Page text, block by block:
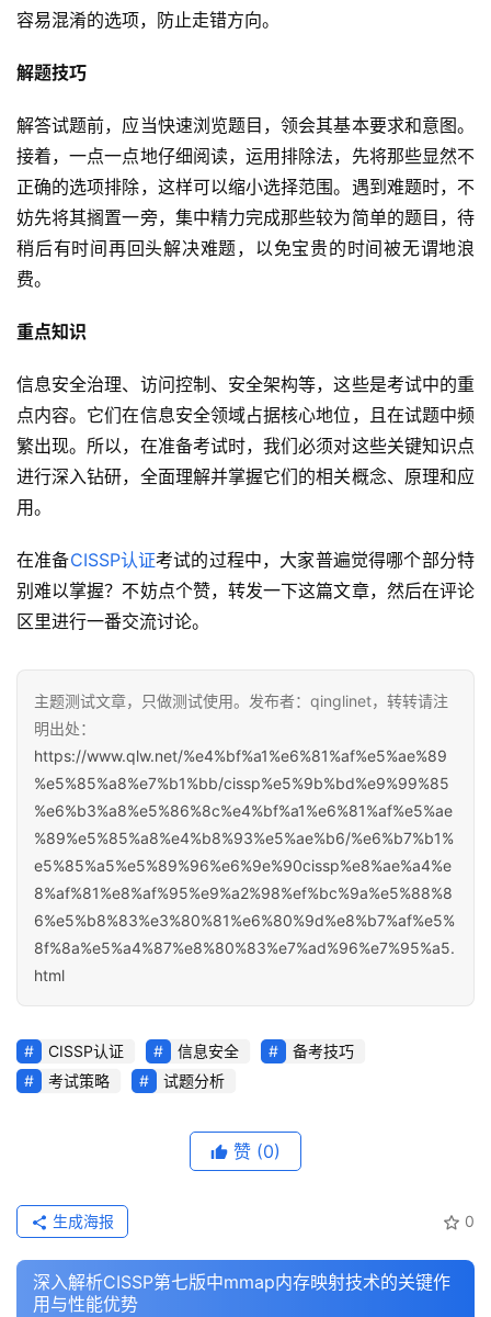
容易混淆的选项，防止走错方向。
解题技巧
解答试题前，应当快速浏览题目，领会其基本要求和意图。
接着，一点一点地仔细阅读，运用排除法，先将那些显然不
正确的选项排除，这样可以缩小选择范围。遇到难题时，不
妨先将其搁置一旁，集中精力完成那些较为简单的题目，待
稍后有时间再回头解决难题，以免宝贵的时间被无谓地浪
费。
重点知识
信息安全治理、访问控制、安全架构等，这些是考试中的重
点内容。它们在信息安全领域占据核心地位，且在试题中频
繁出现。所以，在准备考试时，我们必须对这些关键知识点
进行深入钻研，全面理解并掌握它们的相关概念、原理和应
用。
在准备CISSP认证考试的过程中，大家普遍觉得哪个部分特
别难以掌握？不妨点个赞，转发一下这篇文章，然后在评论
区里进行一番交流讨论。
主题测试文章，只做测试使用。发布者：qinglinet，转转请注
明出处：
https://www.qlw.net/%e4%bf%a1%e6%81%af%e5%ae%89
%e5%85%a8%e7%b1%bb/cissp%e5%9b%bd%e9%99%85
%e6%b3%a8%e5%86%8c%e4%bf%a1%e6%81%af%e5%ae
%89%e5%85%a8%e4%b8%93%e5%ae%b6/%e6%b7%b1%
e5%85%a5%e5%89%96%e6%9e%90cissp%e8%ae%a4%e
8%af%81%e8%af%95%e9%a2%98%ef%bc%9a%e5%88%8
6%e5%b8%83%e3%80%81%e6%80%9d%e8%b7%af%e5%
8f%8a%e5%a4%87%e8%80%83%e7%ad%96%e7%95%a5.
html
CISSP认证 信息安全
备考技巧
考试策略
试题分析
赞 (0)
0
生成海报
深入解析CISSP第七版中mmap内存映射技术的关键作
用与性能优势